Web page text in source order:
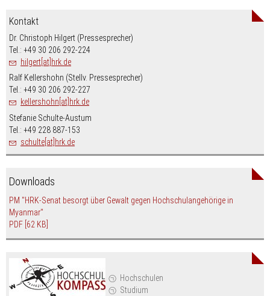
Hochschulen
Studium
Kontakt
Dr. Christoph Hilgert (Pressesprecher)
Tel.: +49 30 206 292-224
hilgert[at]hrk.de
Ralf Kellershohn (Stellv. Pressesprecher)
Tel.: +49 30 206 292-227
kellershohn[at]hrk.de
Stefanie Schulte-Austum
Tel.: +49 228 887-153
schulte[at]hrk.de
Downloads
PM "HRK-Senat besorgt über Gewalt gegen Hochschulangehörige in
Myanmar"
PDF [62 KB]